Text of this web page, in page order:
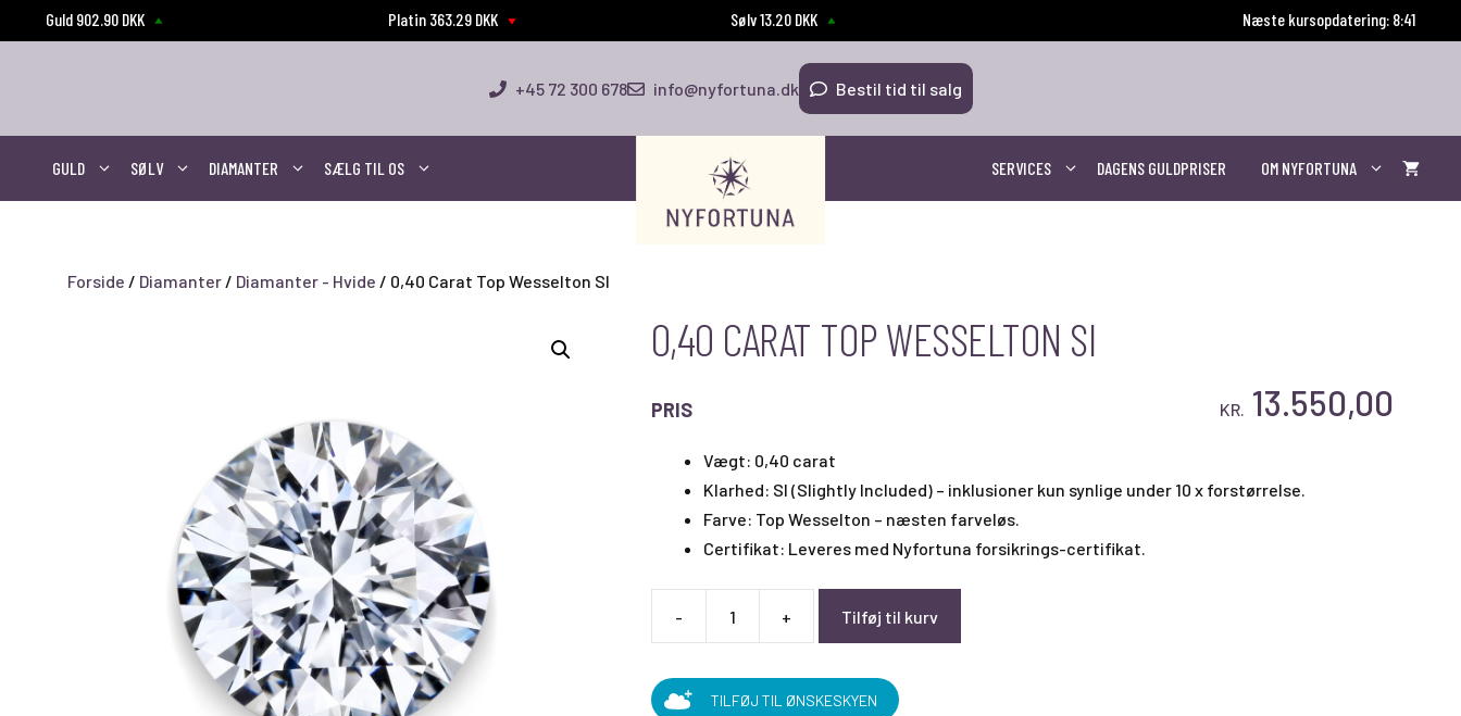
til
Guld 902.90 DKK Platin 363.29 DKK Sølv 13.20 DKK Næste kursopdatering: 8:41
+45 72 300 678 info@nyfortuna.dk Bestil tid til salg
GULD SØLV DIAMANTER SÆLG TIL OS SERVICES DAGENS GULDPRISER OM NYFORTUNA
Forside / Diamanter / Diamanter - Hvide / 0,40 Carat Top Wesselton SI
0,40 CARAT TOP WESSELTON SI
PRIS KR. 13.550,00
Vægt: 0,40 carat
Klarhed: SI (Slightly Included) – inklusioner kun synlige under 10 x forstørrelse.
Farve: Top Wesselton – næsten farveløs.
Certifikat: Leveres med Nyfortuna forsikrings-certifikat.
-
Top
+ Tilføj til kurv
TILFØJ TIL ØNSKESKYEN